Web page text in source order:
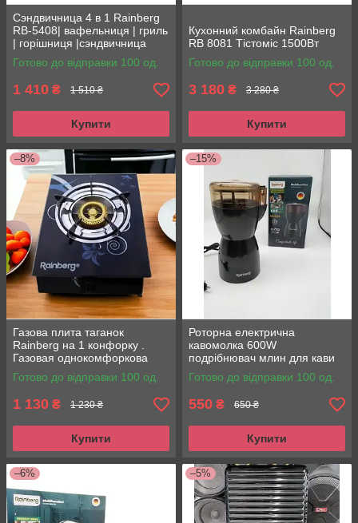
Сэндвичница 4 в 1 Rainberg
RB-5408| вафельниця | гриль
| горішниця |сэндвичница
Готово до відправки 100 од.
1 410 ₴ 1 510 ₴
Купити
Кухонний комбайн Rainberg
RB 8081 Тістоміс 1500Вт
Готово до відправки 100 од.
3 180 ₴ 3 280 ₴
Купити
–8%
Газова плита таганок
Rainberg на 1 конфорку .
Газовая однокомфоркова
плита
Готово до відправки 100 од.
1 130 ₴ 1 230 ₴
Купити
–15%
Роторна електрична
кавомолка 600W
подрібнювач млин для кави
Rainberg RB-2206
Готово до відправки 100 од.
550 ₴ 650 ₴
Купити
–6% –5%